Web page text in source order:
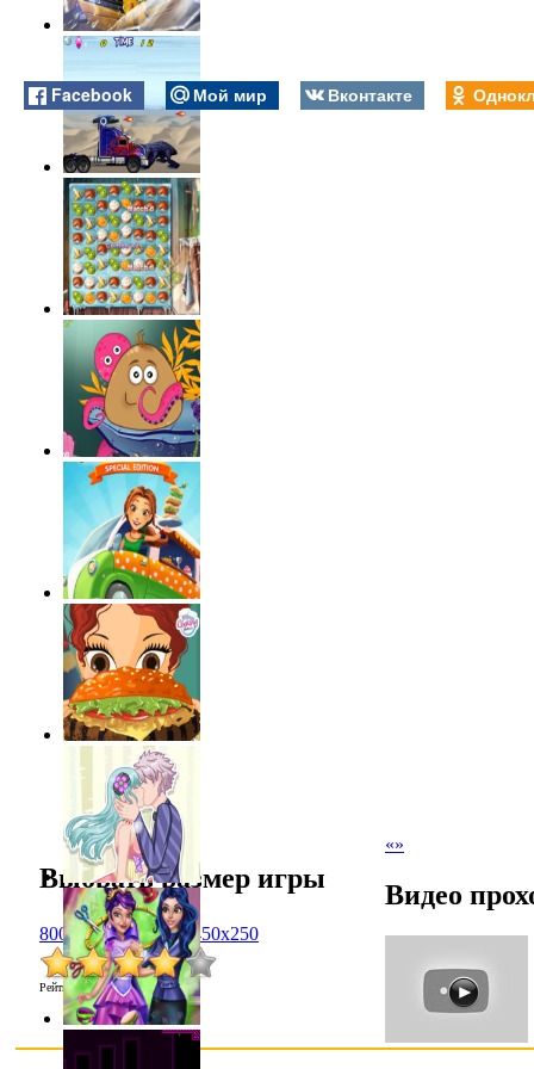
Facebook Мой мир Вконтакте
«»
Выбрать размер игры
800x600 1024x768 450x250
Рейтинг :4.0/1
Видео